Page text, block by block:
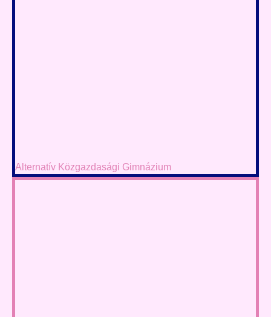
Alternatív Közgazdasági Gimnázium